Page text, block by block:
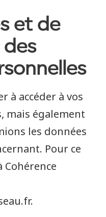
et de
à accéder à vos
mais également
les données
Pour ce
Cohérence